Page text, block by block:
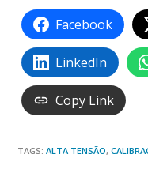
Facebook
LinkedIn
Copy Link
TAGS:ALTA TENSÃO,